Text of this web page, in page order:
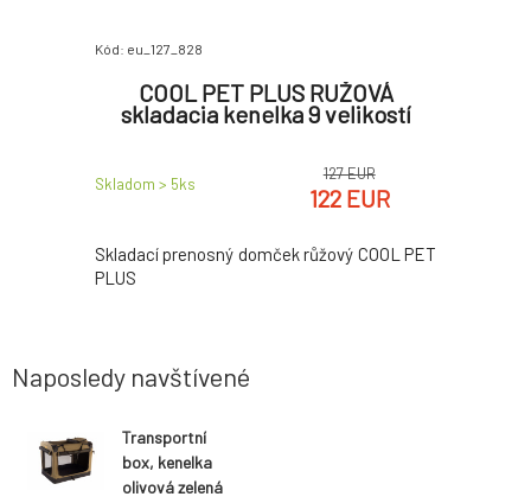
Kód: eu_127_828
COOL PET PLUS RUŽOVÁ
skladacia kenelka 9 velikostí
Skladom > 5ks
127 EUR
122 EUR
Skladací prenosný domček růžový COOL PET
PLUS
Naposledy navštívené
Transportní
box, kenelka
olivová zelená